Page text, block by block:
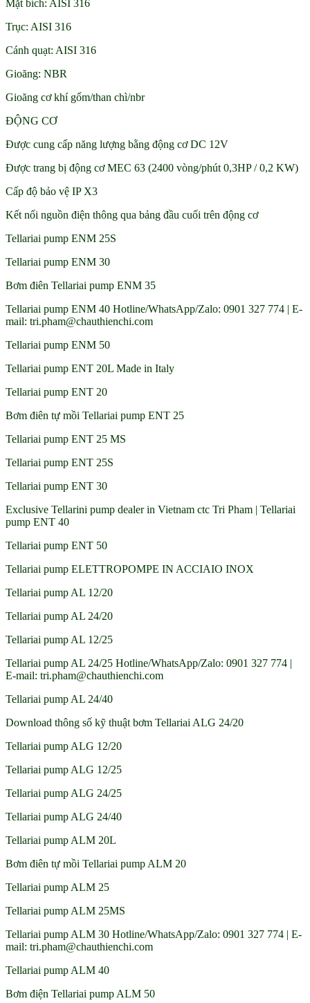
Mặt bích: AISI 316
Trục: AISI 316
Cánh quạt: AISI 316
Gioăng: NBR
Gioăng cơ khí gốm/than chì/nbr
ĐỘNG CƠ
Được cung cấp năng lượng bằng động cơ DC 12V
Được trang bị động cơ MEC 63 (2400 vòng/phút 0,3HP / 0,2 KW)
Cấp độ bảo vệ IP X3
Kết nối nguồn điện thông qua bảng đầu cuối trên động cơ
Tellariai pump ENM 25S
Tellariai pump ENM 30
Bơm điên Tellariai pump ENM 35
Tellariai pump ENM 40 Hotline/WhatsApp/Zalo: 0901 327 774 | E-
mail: tri.pham@chauthienchi.com
Tellariai pump ENM 50
Tellariai pump ENT 20L Made in Italy
Tellariai pump ENT 20
Bơm điên tự mồi Tellariai pump ENT 25
Tellariai pump ENT 25 MS
Tellariai pump ENT 25S
Tellariai pump ENT 30
Exclusive Tellarini pump dealer in Vietnam ctc Tri Pham | Tellariai
pump ENT 40
Tellariai pump ENT 50
Tellariai pump ELETTROPOMPE IN ACCIAIO INOX
Tellariai pump AL 12/20
Tellariai pump AL 24/20
Tellariai pump AL 12/25
Tellariai pump AL 24/25 Hotline/WhatsApp/Zalo: 0901 327 774 |
E-mail: tri.pham@chauthienchi.com
Tellariai pump AL 24/40
Download thông số kỹ thuật bơm Tellariai ALG 24/20
Tellariai pump ALG 12/20
Tellariai pump ALG 12/25
Tellariai pump ALG 24/25
Tellariai pump ALG 24/40
Tellariai pump ALM 20L
Bơm điên tự mồi Tellariai pump ALM 20
Tellariai pump ALM 25
Tellariai pump ALM 25MS
Tellariai pump ALM 30 Hotline/WhatsApp/Zalo: 0901 327 774 | E-
mail: tri.pham@chauthienchi.com
Tellariai pump ALM 40
Bơm điện Tellariai pump ALM 50